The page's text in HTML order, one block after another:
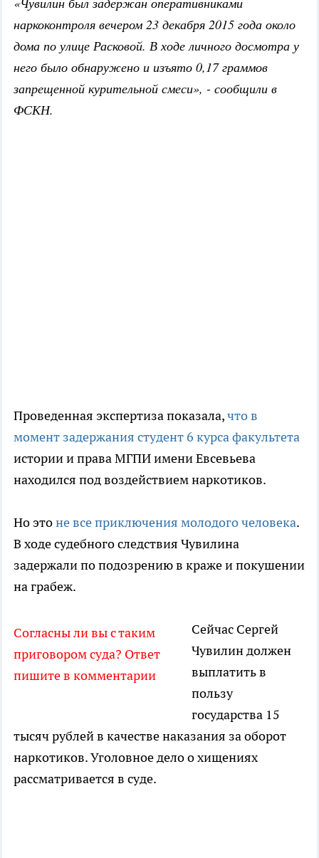
наркоконтроля вечером 23 декабря 2015 года около
дома по улице Расковой. В ходе личного досмотра у
него было обнаружено и изъято 0,17 граммов
запрещенной курительной смеси», - сообщили в
ФСКН.
Проведенная экспертиза показала,что в
момент задержания студент 6 курса факультета
истории и права МГПИ имени Евсевьева
находился под воздействием наркотиков.
Но этоне все приключения молодого человека.
В ходе судебного следствия Чувилина
задержали по подозрению в краже и покушении
на грабеж.
Согласны ли вы с таким
приговором суда? Ответ
пишите в комментарии
Сейчас Сергей
Чувилин должен
выплатить в
пользу
государства 15
тысяч рублей в качестве наказания за оборот
наркотиков. Уголовное дело о хищениях
рассматривается в суде.